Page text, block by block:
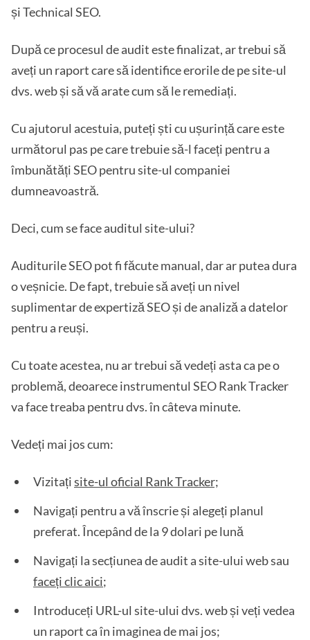
și Technical SEO.
După ce procesul de audit este finalizat, ar trebui să
aveți un raport care să identifice erorile de pe site-ul
dvs. web și să vă arate cum să le remediați.
Cu ajutorul acestuia, puteți ști cu ușurință care este
următorul pas pe care trebuie să-l faceți pentru a
îmbunătăți SEO pentru site-ul companiei
dumneavoastră.
Deci, cum se face auditul site-ului?
Auditurile SEO pot fi făcute manual, dar ar putea dura
o veșnicie. De fapt, trebuie să aveți un nivel
suplimentar de expertiză SEO și de analiză a datelor
pentru a reuși.
Cu toate acestea, nu ar trebui să vedeți asta ca pe o
problemă, deoarece instrumentul SEO Rank Tracker
va face treaba pentru dvs. în câteva minute.
Vedeți mai jos cum:
Vizitațisite-ul oficial Rank Tracker;
Navigați pentru a vă înscrie și alegeți planul
preferat. Începând de la 9 dolari pe lună
Navigați la secțiunea de audit a site-ului web sau
faceți clic aici;
Introduceți URL-ul site-ului dvs. web și veți vedea
un raport ca în imaginea de mai jos;